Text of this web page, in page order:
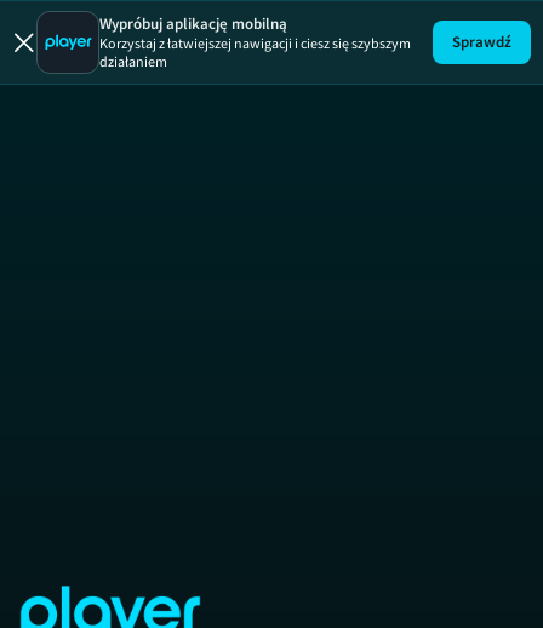
Wypróbuj aplikację mobilną
Korzystaj z łatwiejszej nawigacji i ciesz się szybszym
działaniem
Sprawdź